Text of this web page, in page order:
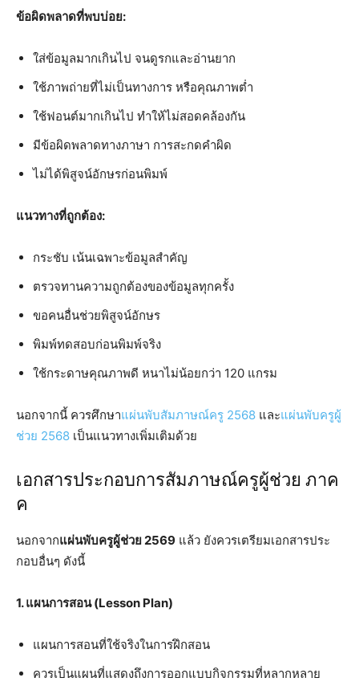
ข้อผิดพลาดที่พบบ่อย:
ใส่ข้อมูลมากเกินไป จนดูรกและอ่านยาก
ใช้ภาพถ่ายที่ไม่เป็นทางการ หรือคุณภาพต่ำ
ใช้ฟอนต์มากเกินไป ทำให้ไม่สอดคล้องกัน
มีข้อผิดพลาดทางภาษา การสะกดคำผิด
ไม่ได้พิสูจน์อักษรก่อนพิมพ์
แนวทางที่ถูกต้อง:
กระชับ เน้นเฉพาะข้อมูลสำคัญ
ตรวจทานความถูกต้องของข้อมูลทุกครั้ง
ขอคนอื่นช่วยพิสูจน์อักษร
พิมพ์ทดสอบก่อนพิมพ์จริง
ใช้กระดาษคุณภาพดี หนาไม่น้อยกว่า 120 แกรม
นอกจากนี้ ควรศึกษาแผ่นพับสัมภาษณ์ครู 2568 และแผ่นพับครูผู้
ช่วย 2568 เป็นแนวทางเพิ่มเติมด้วย
เอกสารประกอบการสัมภาษณ์ครูผู้ช่วย ภาค
ค
นอกจากแผ่นพับครูผู้ช่วย 2569 แล้ว ยังควรเตรียมเอกสารประ
กอบอื่นๆ ดังนี้
1. แผนการสอน (Lesson Plan)
แผนการสอนที่ใช้จริงในการฝึกสอน
ควรเป็นแผนที่แสดงถึงการออกแบบกิจกรรมที่หลากหลาย